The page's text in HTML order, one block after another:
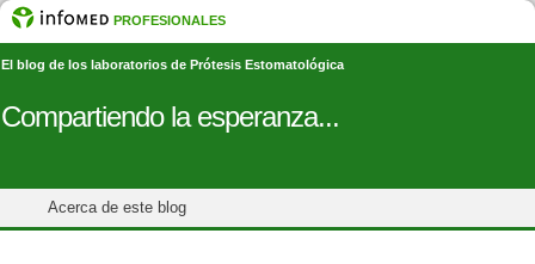
PROFESIONALES
El blog de los laboratorios de Prótesis Estomatológica
Compartiendo la esperanza...
Acerca de este blog